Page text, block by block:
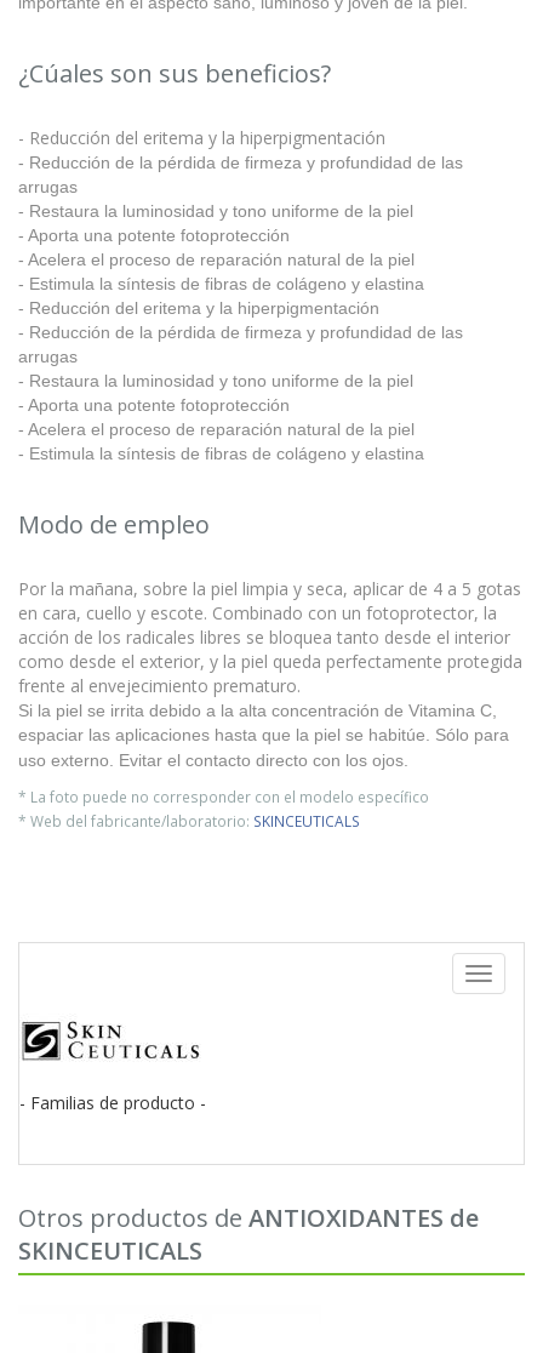
¿Cúales son sus beneficios?
- Reducción del eritema y la hiperpigmentación
- Reducción de la pérdida de firmeza y profundidad de las
arrugas
- Restaura la luminosidad y tono uniforme de la piel
- Aporta una potente fotoprotección
- Acelera el proceso de reparación natural de la piel
- Estimula la síntesis de fibras de colágeno y elastina
- Reducción del eritema y la hiperpigmentación
- Reducción de la pérdida de firmeza y profundidad de las
arrugas
- Restaura la luminosidad y tono uniforme de la piel
- Aporta una potente fotoprotección
- Acelera el proceso de reparación natural de la piel
- Estimula la síntesis de fibras de colágeno y elastina
Modo de empleo
Por la mañana, sobre la piel limpia y seca, aplicar de 4 a 5 gotas
en cara, cuello y escote. Combinado con un fotoprotector, la
acción de los radicales libres se bloquea tanto desde el interior
como desde el exterior, y la piel queda perfectamente protegida
frente al envejecimiento prematuro.
Si la piel se irrita debido a la alta concentración de Vitamina C,
espaciar las aplicaciones hasta que la piel se habitúe. Sólo para
uso externo. Evitar el contacto directo con los ojos.
* La foto puede no corresponder con el modelo específico
* Web del fabricante/laboratorio: SKINCEUTICALS
Toggle
- Familias de producto -
Otros productos de ANTIOXIDANTES de
SKINCEUTICALS